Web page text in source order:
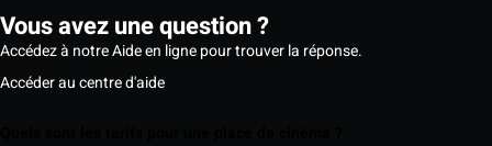
Vous avez une question ?
Accédez à notre Aide en ligne pour trouver la réponse.
Accéder au centre d'aide